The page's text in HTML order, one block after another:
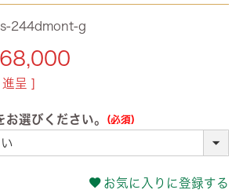
244dmont-g
呈 ]
選びください。
お気に入りに登録する